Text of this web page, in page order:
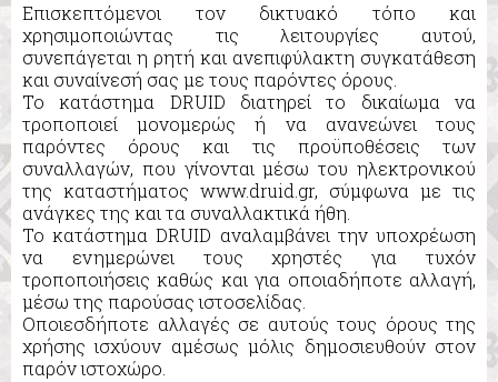
Επισκεπτόμενοι τον δικτυακό τόπο και
χρησιμοποιώντας τις λειτουργίες αυτού,
συνεπάγεται η ρητή και ανεπιφύλακτη συγκατάθεση
και συναίνεσή σας με τους παρόντες όρους.
To κατάστημα DRUID διατηρεί το δικαίωμα να
τροποποιεί μονομερώς ή να ανανεώνει τους
παρόντες όρους και τις προϋποθέσεις των
συναλλαγών, που γίνονται μέσω του ηλεκτρονικού
της καταστήματος www.druid.gr, σύμφωνα με τις
ανάγκες της και τα συναλλακτικά ήθη.
To κατάστημα DRUID αναλαμβάνει την υποχρέωση
να ενημερώνει τους χρηστές για τυχόν
τροποποιήσεις καθώς και για οποιαδήποτε αλλαγή,
μέσω της παρούσας ιστοσελίδας.
Οποιεσδήποτε αλλαγές σε αυτούς τους όρους της
χρήσης ισχύουν αμέσως μόλις δημοσιευθούν στον
παρόν ιστοχώρο.